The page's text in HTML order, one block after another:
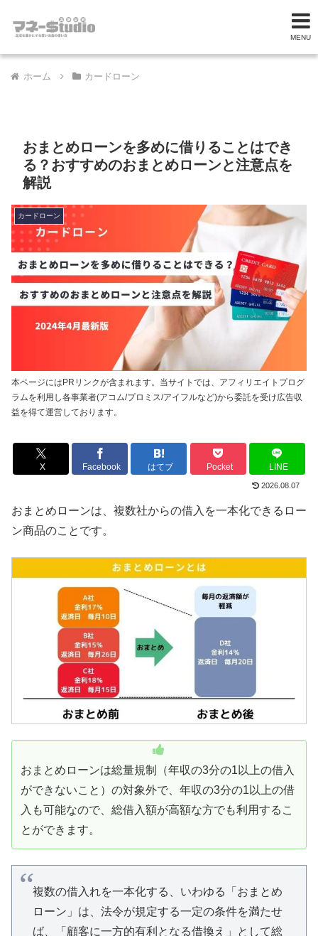
MENU
ホーム カードローン
おまとめローンを多めに借りることはでき
る？おすすめのおまとめローンと注意点を
解説
本ページにはPRリンクが含まれます。当サイトでは、アフィリエイトプログ
ラムを利用し各事業者(アコム/プロミス/アイフルなど)から委託を受け広告収
益を得て運営しております。
カードローン
X Facebook はてブ Pocket LINE
2026.08.07
おまとめローンは、複数社からの借入を一本化できるロー
ン商品のことです。
おまとめローンは総量規制（年収の3分の1以上の借入
ができないこと）の対象外で、年収の3分の1以上の借
入も可能なので、総借入額が高額な方でも利用するこ
とができます。
複数の借入れを一本化する、いわゆる「おまとめ
ローン」は、法令が規定する一定の条件を満たせ
ば、「顧客に一方的有利となる借換え」として総